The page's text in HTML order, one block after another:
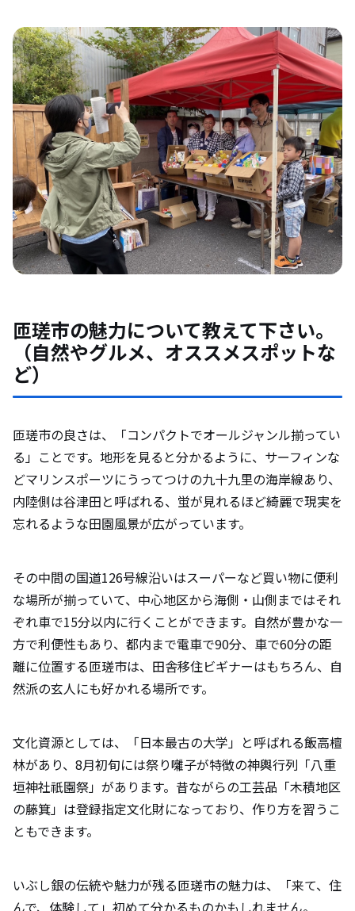
匝瑳市の魅力について教えて下さい。
（自然やグルメ、オススメスポットな
ど）
匝瑳市の良さは、「コンパクトでオールジャンル揃ってい
る」ことです。地形を見ると分かるように、サーフィンな
どマリンスポーツにうってつけの九十九里の海岸線あり、
内陸側は谷津田と呼ばれる、蛍が見れるほど綺麗で現実を
忘れるような田園風景が広がっています。
その中間の国道126号線沿いはスーパーなど買い物に便利
な場所が揃っていて、中心地区から海側・山側まではそれ
ぞれ車で15分以内に行くことができます。自然が豊かな一
方で利便性もあり、都内まで電車で90分、車で60分の距
離に位置する匝瑳市は、田舎移住ビギナーはもちろん、自
然派の玄人にも好かれる場所です。
文化資源としては、「日本最古の大学」と呼ばれる飯高檀
林があり、8月初旬には祭り囃子が特徴の神輿行列「八重
垣神社祇園祭」があります。昔ながらの工芸品「木積地区
の藤箕」は登録指定文化財になっており、作り方を習うこ
ともできます。
いぶし銀の伝統や魅力が残る匝瑳市の魅力は、「来て、住
んで、体験して」初めて分かるものかもしれません。